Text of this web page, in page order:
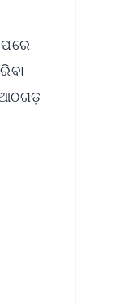
ପରେ
ଆଠଗଡ଼